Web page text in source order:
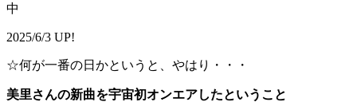
中
2025/6/3 UP!
☆何が一番の日かというと、やはり・・・
美里さんの新曲を宇宙初オンエアしたということ